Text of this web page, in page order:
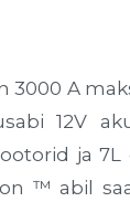
€.
3000 A
12V
ja 7L
™ abil